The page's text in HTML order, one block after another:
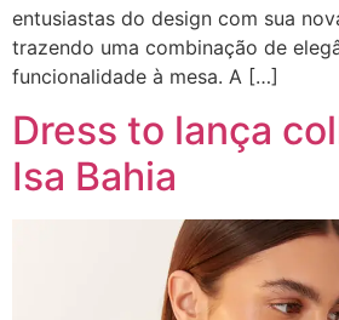
entusiastas do design com sua
trazendo uma combinação de
funcionalidade à mesa. A […]
Dress to lança
Isa Bahia